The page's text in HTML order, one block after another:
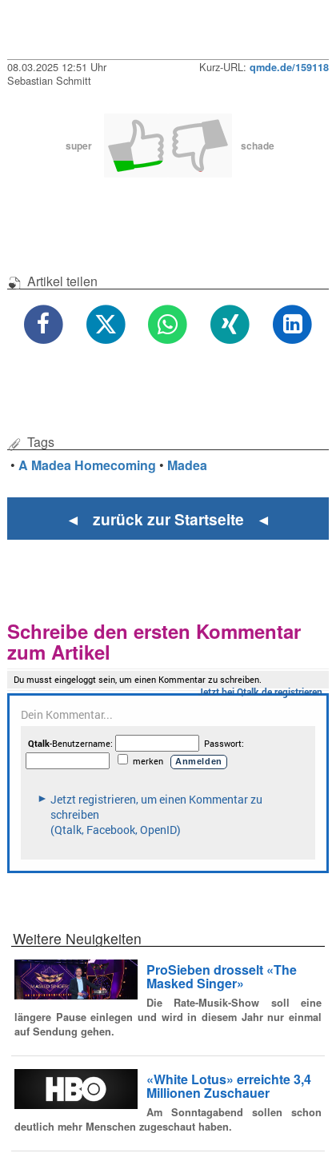
08.03.2025 12:51 Uhr Kurz-URL: qmde.de/159118
Sebastian Schmitt
super schade
Artikel teilen
Tags
•A Madea Homecoming • Madea
◄ zurück zur Startseite ◄
Schreibe den ersten Kommentar
zum Artikel
Weitere Neuigkeiten
ProSieben drosselt «The
Masked Singer»
Die Rate-Musik-Show soll eine
längere Pause einlegen und wird in diesem Jahr nur einmal
auf Sendung gehen.
«White Lotus» erreichte 3,4
Millionen Zuschauer
Am Sonntagabend sollen schon
deutlich mehr Menschen zugeschaut haben.